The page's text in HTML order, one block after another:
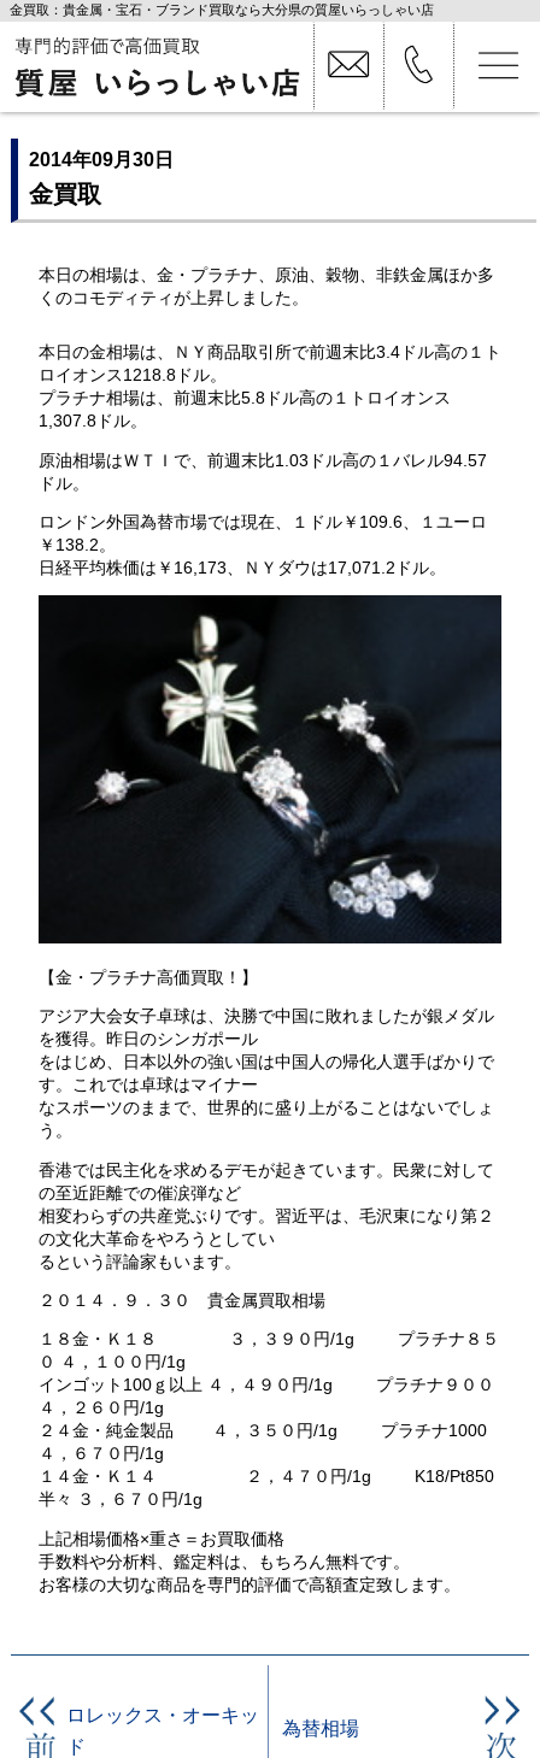
金買取：貴金属・宝石・ブランド買取なら大分県の質屋いらっしゃい店
2014年09月30日
金買取
本日の相場は、金・プラチナ、原油、穀物、非鉄金属ほか多
くのコモディティが上昇しました。
本日の金相場は、ＮＹ商品取引所で前週末比3.4ドル高の１ト
ロイオンス1218.8ドル。
プラチナ相場は、前週末比5.8ドル高の１トロイオンス
1,307.8ドル。
原油相場はＷＴＩで、前週末比1.03ドル高の１バレル94.57
ドル。
ロンドン外国為替市場では現在、１ドル￥109.6、１ユーロ
￥138.2。
日経平均株価は￥16,173、ＮＹダウは17,071.2ドル。
【金・プラチナ高価買取！】
アジア大会女子卓球は、決勝で中国に敗れましたが銀メダル
を獲得。昨日のシンガポール
をはじめ、日本以外の強い国は中国人の帰化人選手ばかりで
す。これでは卓球はマイナー
なスポーツのままで、世界的に盛り上がることはないでしょ
う。
香港では民主化を求めるデモが起きています。民衆に対して
の至近距離での催涙弾など
相変わらずの共産党ぶりです。習近平は、毛沢東になり第２
の文化大革命をやろうとしてい
るという評論家もいます。
２０１４．９．３０ 貴金属買取相場
１８金・Ｋ１８ ３，３９０円/1g プラチナ８５
０ ４，１００円/1g
インゴット100ｇ以上 ４，４９０円/1g プラチナ９００
４，２６０円/1g
２４金・純金製品 ４，３５０円/1g プラチナ1000
４，６７０円/1g
１４金・Ｋ１４ ２，４７０円/1g K18/Pt850
半々 ３，６７０円/1g
上記相場価格×重さ＝お買取価格
手数料や分析料、鑑定料は、もちろん無料です。
お客様の大切な商品を専門的評価で高額査定致します。
ロレックス・オーキッ
ド
為替相場